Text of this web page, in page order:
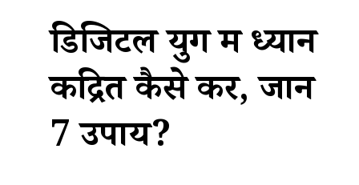
डिजिटल युग में ध्यान
केंद्रित कैसे करें, जानें
7 उपाय?